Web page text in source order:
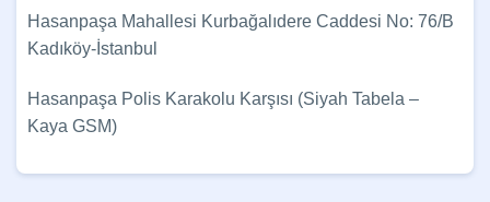
Hasanpaşa Mahallesi Kurbağalıdere Caddesi No: 76/B
Kadıköy-İstanbul
Hasanpaşa Polis Karakolu Karşısı (Siyah Tabela –
Kaya GSM)